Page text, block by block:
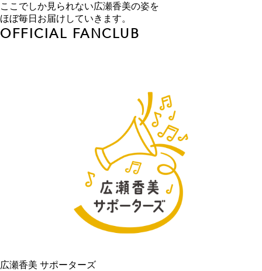
ここでしか見られない広瀬香美の姿を
ほぼ毎日お届けしていきます。
OFFICIAL FANCLUB
広瀬香美 サポーターズ